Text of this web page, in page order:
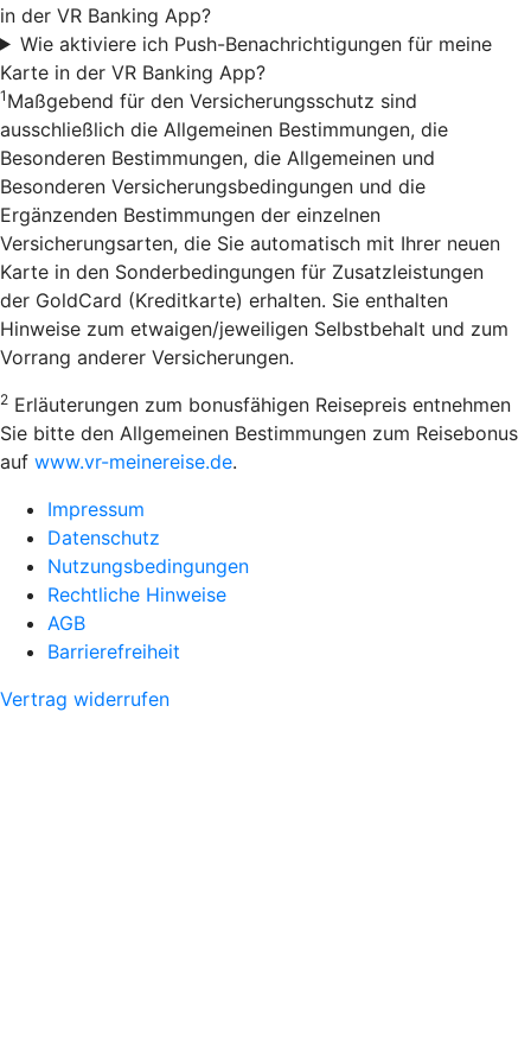
in der VR Banking App?
Wie aktiviere ich Push-Benachrichtigungen für meine
Karte in der VR Banking App?
1 Maßgebend für den Versicherungsschutz sind
ausschließlich die Allgemeinen Bestimmungen, die
Besonderen Bestimmungen, die Allgemeinen und
Besonderen Versicherungsbedingungen und die
Ergänzenden Bestimmungen der einzelnen
Versicherungsarten, die Sie automatisch mit Ihrer neuen
Karte in den Sonderbedingungen für Zusatzleistungen
der GoldCard (Kreditkarte) erhalten. Sie enthalten
Hinweise zum etwaigen/jeweiligen Selbstbehalt und zum
Vorrang anderer Versicherungen.
2 Erläuterungen zum bonusfähigen Reisepreis entnehmen
Sie bitte den Allgemeinen Bestimmungen zum Reisebonus
auf www.vr-meinereise.de.
Impressum
Datenschutz
Nutzungsbedingungen
Rechtliche Hinweise
AGB
Barrierefreiheit
Vertrag widerrufen